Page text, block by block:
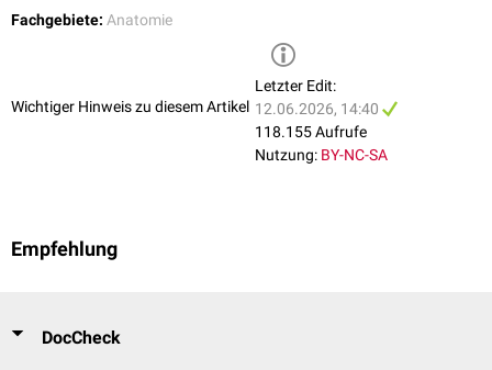
externa ist mit der Nummer 21 markiert.
Fachgebiete: Anatomie
Wichtiger Hinweis zu diesem Artikel
Letzter Edit:
12.06.2026, 14:40
118.155 Aufrufe
Nutzung: BY-NC-SA
Empfehlung
DocCheck